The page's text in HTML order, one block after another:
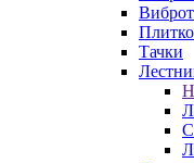
Тачки